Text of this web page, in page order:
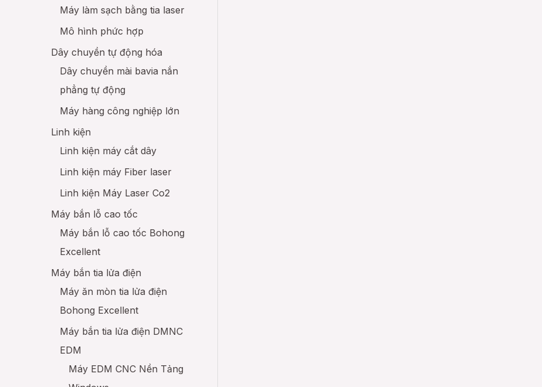
Máy làm sạch bằng tia laser
Mô hình phức hợp
Dây chuyền tự động hóa
Dây chuyền mài bavia nắn
phẳng tự động
Máy hàng công nghiệp lớn
Linh kiện
Linh kiện máy cắt dây
Linh kiện máy Fiber laser
Linh kiện Máy Laser Co2
Máy bắn lỗ cao tốc
Máy bắn lỗ cao tốc Bohong
Excellent
Máy bắn tia lửa điện
Máy ăn mòn tia lửa điện
Bohong Excellent
Máy bắn tia lửa điện DMNC
EDM
Máy EDM CNC Nền Tảng